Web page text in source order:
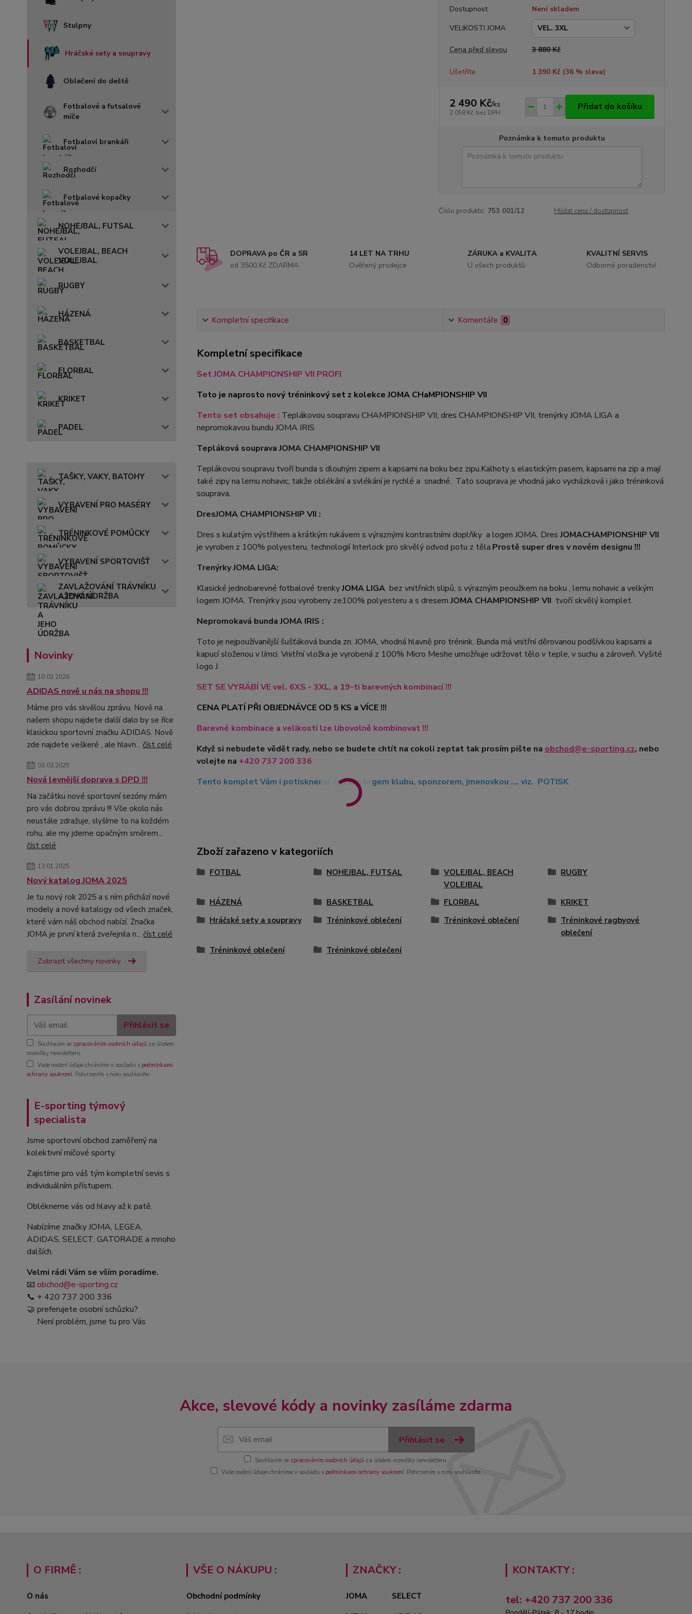
Stulpny
Hráčské sety a soupravy
Oblečení do deště
Fotbalové a futsalové
míče
Fotbaloví brankáři
Rozhodčí
Fotbalové kopačky
NOHEJBAL, FUTSAL
VOLEJBAL, BEACH
VOLEJBAL
RUGBY
HÁZENÁ
BASKETBAL
FLORBAL
KRIKET
PADEL
TAŠKY, VAKY, BATOHY
VYBAVENÍ PRO MASÉRY
TRÉNINKOVÉ POMŮCKY
VYBAVENÍ SPORTOVIŠŤ
ZAVLAŽOVÁNÍ TRÁVNÍKU
A JEHO ÚDRŽBA
Novinky
10.02.2026
ADIDAS nově u nás na shopu !!!
Máme pro vás skvělou zprávu. Nově na
našem shopu najdete další dalo by se říce
klasickou sportovní značku ADIDAS. Nově
zde najdete veškeré , ale hlavn... číst celé
03.03.2025
Nová levnější doprava s DPD !!!
Na začátku nové sportovní sezóny mám
pro vás dobrou zprávu !!! Vše okolo nás
neustále zdražuje, slyšíme to na koždém
rohu, ale my jdeme opačným směrem...
číst celé
13.01.2025
Nový katalog JOMA 2025
Je tu nový rok 2025 a s ním přichází nové
modely a nové katalogy od všech značek,
které vám náš obchod nabízí. Značka
JOMA je první která zveřejnila n... číst celé
Zobrazit všechny novinky
Zasílání novinek
Přihlásit se
Souhlasím se zpracováním osobních údajů za účelem
rozesílky newsletteru.
Vaše osobní údaje chráníme v souladu s podmínkami
ochrany soukromí. Potvrzením s nimi souhlasíte.
E-sporting týmový
specialista
Jsme sportovní obchod zaměřený na
kolektivní míčové sporty.
Zajistíme pro váš tým kompletní sevis s
individuálním přístupem.
Oblékneme vás od hlavy až k patě.
Nabízíme značky JOMA, LEGEA,
ADIDAS, SELECT, GATORADE a mnoho
dalších.
Velmi rádi Vám se vším poradíme.
📧 obchod@e-sporting.cz
📞 + 420 737 200 336
🤝 preferujete osobní schůzku?
Není problém, jsme tu pro Vás
Dostupnost
Není skladem
VELIKOSTI JOMA
Cena před slevou 3 880 Kč
Ušetříte 1 390 Kč (36% sleva)
2 490 Kč/ks
2 058 Kč bez DPH
Přidat do košíku
Poznámka k tomuto produktu
Číslo produktu: 753 001/12 Hlídat cenu / dostupnost
DOPRAVA po ČR a SR
od 3500 Kč ZDARMA
14 LET NA TRHU
Ověřený prodejce
ZÁRUKA a KVALITA
U všech produktů
KVALITNÍ SERVIS
Odborné poradenství
Kompletní specifikace Komentáře 0
Kompletní specifikace
Set JOMA CHAMPIONSHIP VII PROFI
Toto je naprosto nový tréninkový set z kolekce JOMA CHaMPIONSHIP VII
Tento set obsahuje : Teplákovou soupravu CHAMPIONSHIP VII, dres CHAMPIONSHIP VII, trenýrky JOMA LIGA a
nepromokavou bundu JOMA IRIS
Tepláková souprava JOMA CHAMPIONSHIP VII
Teplákovou soupravu tvoří bunda s dlouhým zipem a kapsami na boku bez zipu.Kalhoty s elastickým pasem, kapsami na zip a mají
také zipy na lemu nohavic, takže oblékání a svlékání je rychlé a snadné. Tato souprava je vhodná jako vycházková i jako tréninková
souprava.
DresJOMA CHAMPIONSHIP VII :
Dres s kulatým výstřihem a krátkým rukávem s výraznými kontrastními doplňky a logen JOMA. DresJOMACHAMPIONSHIP VII
je vyroben z 100% polyesteru, technologií Interlock pro skvělý odvod potu z těla.Prostě super dres v novém designu !!!
Trenýrky JOMA LIGA:
Klasické jednobarevné fotbalové trenkyJOMA LIGA bez vnitřních slipů, s výrazným peoužkem na boku , lemu nohavic a velkým
logem JOMA. Trenýrky jsou vyrobeny ze100% polyesteru a s dresemJOMA CHAMPIONSHIP VII tvoří skvělý komplet.
Nepromokavá bunda JOMA IRIS :
Toto je nejpoužívanější šušťáková bunda zn. JOMA, vhodná hlavně pro trénink. Bunda má vnitřní děrovanou podšívkou kapsami a
kapucí složenou v límci. Vnitřní vložka je vyrobená z 100% Micro Meshe umožňuje udržovat tělo v teple, v suchu a zároveň. Vyšité
logo J
SET SE VYRÁBÍ VE vel. 6XS - 3XL, a 19-ti barevných kombinací !!!
CENA PLATÍ PŘI OBJEDNÁVCE OD 5 KS a VÍCE !!!
Barevné kombinace a velikosti lze libovolně kombinovat !!!
Když si nebudete vědět rady, nebo se budete chtít na cokoli zeptat tak prosím pište na obchod@e-sporting.cz, nebo
volejte na +420 737 200 336
Tento komplet Vám i potiskneme číslem, logem klubu, sponzorem, jmenovkou .... viz. POTISK
Zboží zařazeno v kategoriích
FOTBAL NOHEJBAL, FUTSAL
VOLEJBAL, BEACH
VOLEJBAL
RUGBY
HÁZENÁ BASKETBAL FLORBAL
KRIKET
Hráčské sety a soupravy
Tréninkové oblečení Tréninkové oblečení
Tréninkové ragbyové
oblečení
Tréninkové oblečení
Tréninkové oblečení
Akce, slevové kódy a novinky zasíláme zdarma
Přihlásit se
Souhlasím se zpracováním osobních údajů za účelem rozesílky newsletteru.
Vaše osobní údaje chráníme v souladu s podmínkami ochrany soukromí. Potvrzením s nimi souhlasíte.
O FIRMĚ :
O nás
VŠE O NÁKUPU :
Obchodní podmínky
ZNAČKY :
JOMA
SELECT
KONTAKTY :
tel: +420 737 200 336